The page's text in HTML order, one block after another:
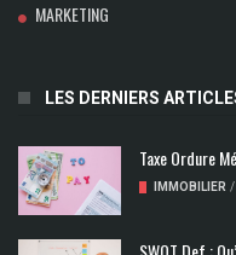
MARKETING
LES DERNIERS
Taxe Ordure
IMMOBILIER /